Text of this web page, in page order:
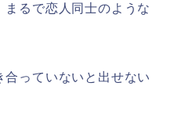
るで恋人同士のような
っていないと出せない